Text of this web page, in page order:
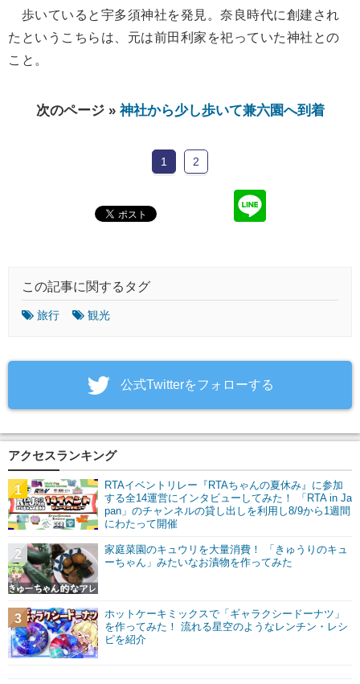
歩いていると宇多須神社を発見。奈良時代に創建され
たというこちらは、元は前田利家を祀っていた神社との
こと。
次のページ »神社から少し歩いて兼六園へ到着
1 2
この記事に関するタグ
旅行 観光
‎公式Twitterをフォローする
アクセスランキング
RTAイベントリレー『RTAちゃんの夏休み』に参加
する全14運営にインタビューしてみた！ 「RTA in Ja
pan」のチャンネルの貸し出しを利用し8/9から1週間
にわたって開催
1
家庭菜園のキュウリを大量消費！ 「きゅうりのキュ
ーちゃん」みたいなお漬物を作ってみた
2
ホットケーキミックスで「ギャラクシードーナツ」
を作ってみた！ 流れる星空のようなレンチン・レシ
ピを紹介
3